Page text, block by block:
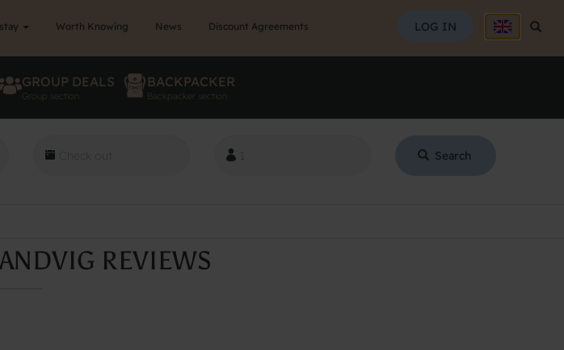
LOG IN
Worth Knowing News Discount Agreements
GROUP DEALS
Group section
BACKPACKER
Backpacker section
Search
REVIEWS